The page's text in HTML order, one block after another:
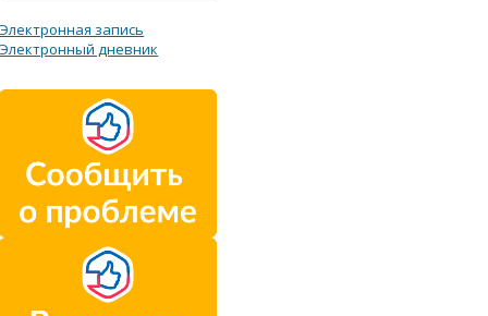
Электронная запись
Электронный дневник